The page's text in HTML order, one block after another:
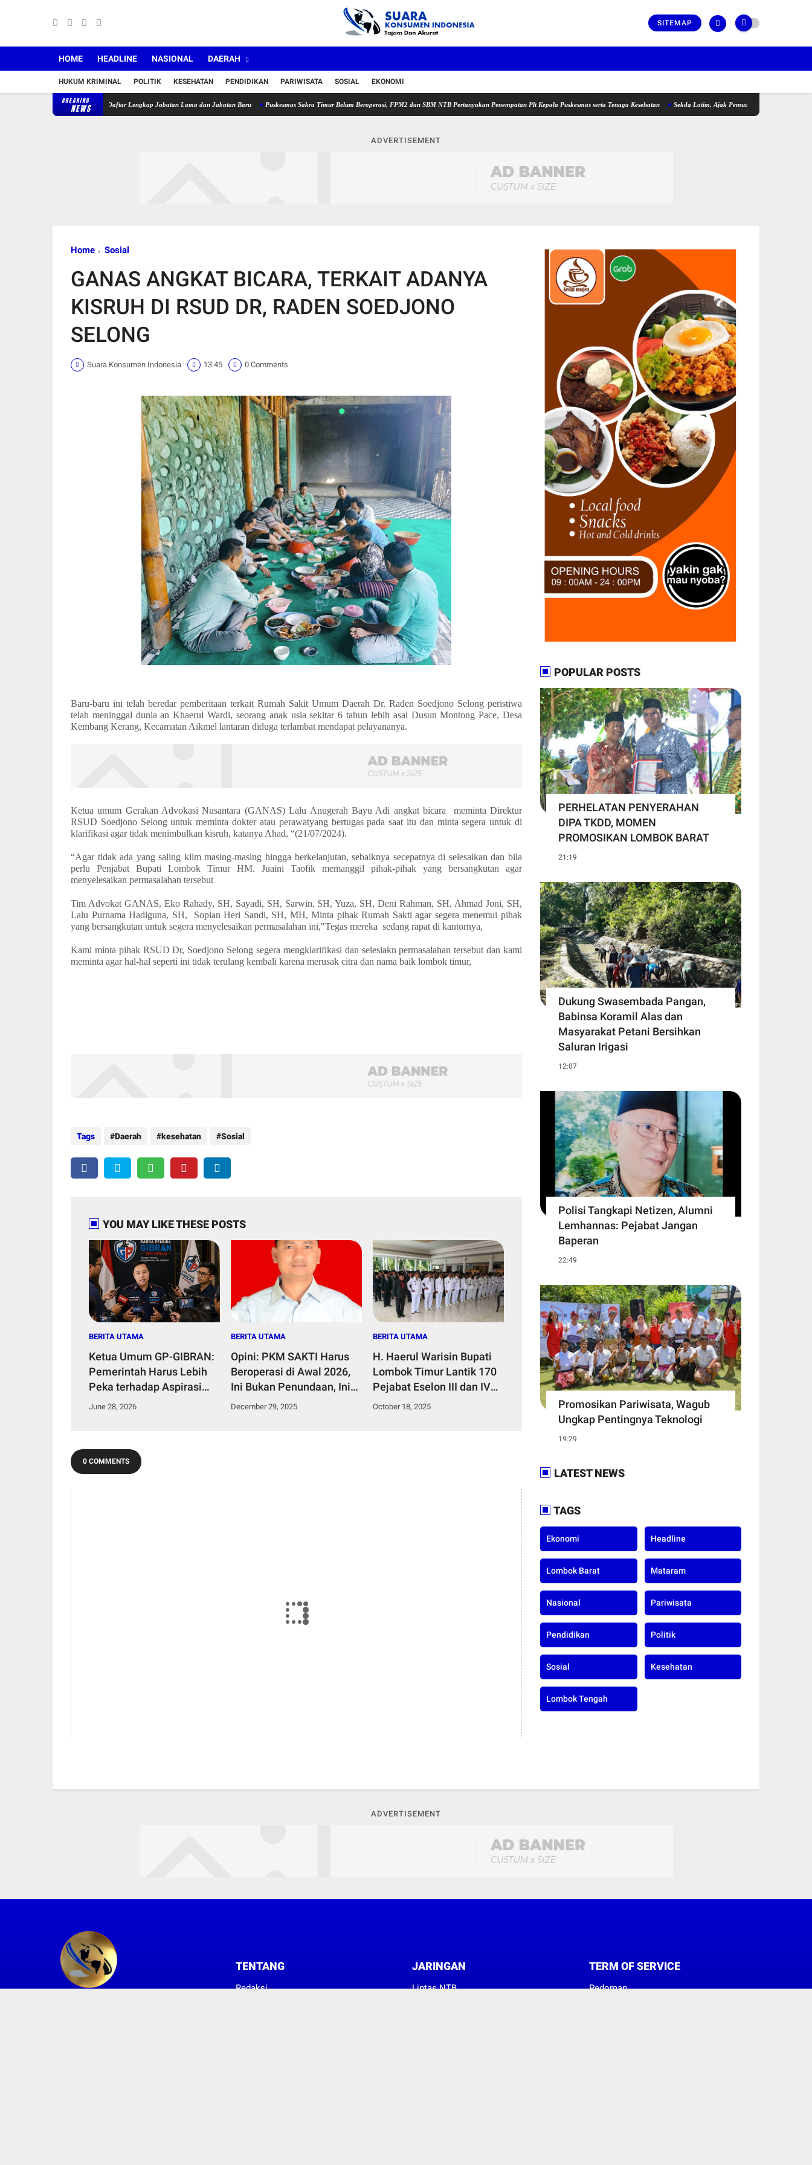
SITEMAP
HOME HEADLINE NASIONAL DAERAH
HUKUM KRIMINAL POLITIK KESEHATAN PENDIDIKAN PARIWISATA SOSIAL EKONOMI
BREAKING
NEWS
36 Pejabat, Berikut Daftar Lengkap Jabatan Lama dan Jabatan Baru Puskesmas Sakra Timur Belum Beroperasi, FPM2 dan SBM NTB Pertanyakan Penempatan Plt Kepala Puskesmas serta Tenaga Kesehatan Sekda Lotim, Ajak Pemuda Perkuat Kolaborasi pada
ADVERTISEMENT
Home Sosial
GANAS ANGKAT BICARA, TERKAIT ADANYA
KISRUH DI RSUD DR, RADEN SOEDJONO
SELONG
Suara Konsumen Indonesia 13:45 0 Comments
Baru-baru ini telah beredar pemberitaan terkait Rumah Sakit Umum Daerah Dr. Raden Soedjono Selong peristiwa
telah meninggal dunia an Khaerul Wardi, seorang anak usia sekitar 6 tahun lebih asal Dusun Montong Pace, Desa
Kembang Kerang, Kecamatan Aikmel lantaran diduga terlambat mendapat pelayananya.
Ketua umum Gerakan Advokasi Nusantara (GANAS) Lalu Anugerah Bayu Adi angkat bicara
meminta Direktur
RSUD Soedjono Selong untuk meminta dokter atau perawatyang bertugas pada saat itu dan minta segera untuk di
klarifikasi agar tidak menimbulkan kisruh, katanya Ahad, “(21/07/2024).
“Agar tidak ada yang saling klim masing-masing hingga berkelanjutan, sebaiknya secepatnya di selesaikan dan bila
perlu Penjabat Bupati Lombok Timur HM. Juaini Taofik memanggil pihak-pihak yang bersangkutan agar
menyelesaikan permasalahan tersebut
Tim Advokat GANAS, Eko Rahady, SH, Sayadi, SH, Sarwin, SH, Yuza, SH, Deni Rahman, SH, Ahmad Joni, SH,
Lalu Purnama Hadiguna, SH,
Sopian Heri Sandi, SH, MH, Minta pihak Rumah Sakti agar segera menemui pihak
yang bersangkutan untuk segera menyelesaikan permasalahan ini,"Tegas mereka sedang rapat di kantornya,
Kami minta pihak RSUD Dr, Soedjono Selong segera mengklarifikasi dan selesiakn permasalahan tersebut dan kami
meminta agar hal-hal seperti ini tidak terulang kembali karena merusak citra dan nama baik lombok timur,
Tags Daerah kesehatan Sosial
YOU MAY LIKE THESE POSTS
BERITA UTAMA
Ketua Umum GP-GIBRAN:
Pemerintah Harus Lebih
Peka terhadap Aspirasi
Rakyat demi Menjaga
June 28, 2026
BERITA UTAMA
Opini: PKM SAKTI Harus
Beroperasi di Awal 2026,
Ini Bukan Penundaan, Ini
Tentang Nyawa dan Masa
December 29, 2025
BERITA UTAMA
H. Haerul Warisin Bupati
Lombok Timur Lantik 170
Pejabat Eselon III dan IV
Lotim, Daftar Nama Dan
October 18, 2025
0 COMMENTS
POPULAR POSTS
PERHELATAN PENYERAHAN
DIPA TKDD, MOMEN
PROMOSIKAN LOMBOK BARAT
21:19
Dukung Swasembada Pangan,
Babinsa Koramil Alas dan
Masyarakat Petani Bersihkan
Saluran Irigasi
12:07
Polisi Tangkapi Netizen, Alumni
Lemhannas: Pejabat Jangan
Baperan
22:49
Promosikan Pariwisata, Wagub
Ungkap Pentingnya Teknologi
19:29
LATEST NEWS
TAGS
Ekonomi Headline
Lombok Barat Mataram
Nasional Pariwisata
Pendidikan Politik
Sosial Kesehatan
Lombok Tengah
ADVERTISEMENT
TENTANG
Redaksi
JARINGAN
Lintas NTB
TERM OF SERVICE
Pedoman